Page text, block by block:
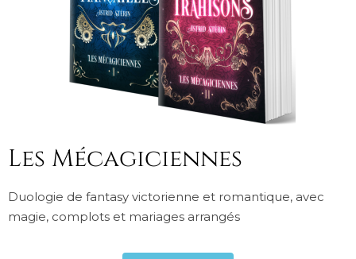
Les Mécagiciennes
Duologie de fantasy victorienne et romantique, avec
magie, complots et mariages arrangés